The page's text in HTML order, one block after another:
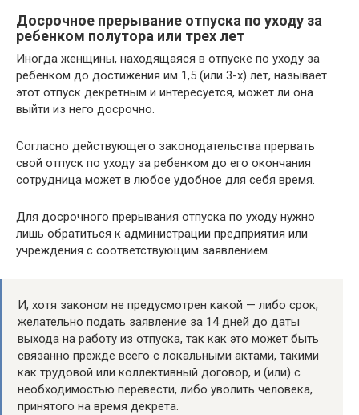
Досрочное прерывание отпуска по уходу за
ребенком полутора или трех лет
Иногда женщины, находящаяся в отпуске по уходу за
ребенком до достижения им 1,5 (или 3-х) лет, называет
этот отпуск декретным и интересуется, может ли она
выйти из него досрочно.
Согласно действующего законодательства прервать
свой отпуск по уходу за ребенком до его окончания
сотрудница может в любое удобное для себя время.
Для досрочного прерывания отпуска по уходу нужно
лишь обратиться к администрации предприятия или
учреждения с соответствующим заявлением.
И, хотя законом не предусмотрен какой — либо срок,
желательно подать заявление за 14 дней до даты
выхода на работу из отпуска, так как это может быть
связанно прежде всего с локальными актами, такими
как трудовой или коллективный договор, и (или) с
необходимостью перевести, либо уволить человека,
принятого на время декрета.